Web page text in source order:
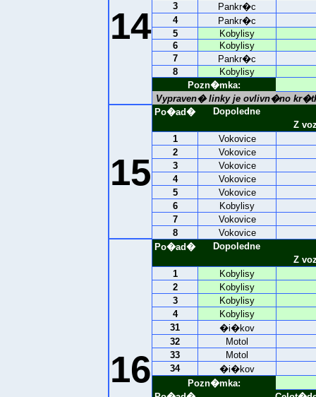
14
3
Pankr�c
4
Pankr�c
5
Kobylisy
6
Kobylisy
7
Pankr�c
8
Kobylisy
Pozn�mka:
Vypraven� linky je ovlivn�no
15
Po�ad�
Dopoledne
Z
1
Vokovice
2
Vokovice
3
Vokovice
4
Vokovice
5
Vokovice
6
Kobylisy
7
Vokovice
8
Vokovice
16
Po�ad�
Dopoledne
Z
1
Kobylisy
2
Kobylisy
3
Kobylisy
4
Kobylisy
31
�i�kov
32
Motol
33
Motol
34
�i�kov
Pozn�mka: